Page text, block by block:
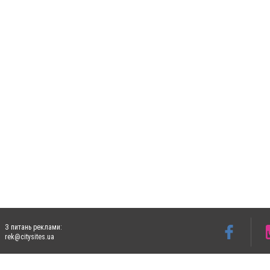
З питань реклами:
rek@citysites.ua